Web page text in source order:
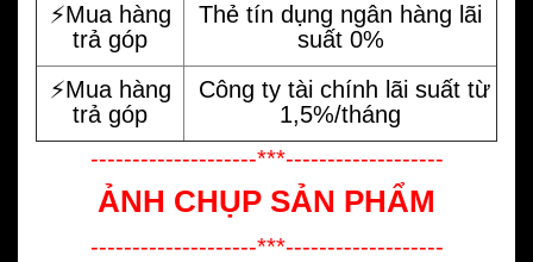
⚡️Mua hàng
trả góp
Thẻ tín dụng ngân hàng lãi
suất 0%
⚡️Mua hàng
trả góp
Công ty tài chính lãi suất từ
1,5%/tháng
--------------------***-------------------
ẢNH CHỤP SẢN PHẨM
--------------------***-------------------